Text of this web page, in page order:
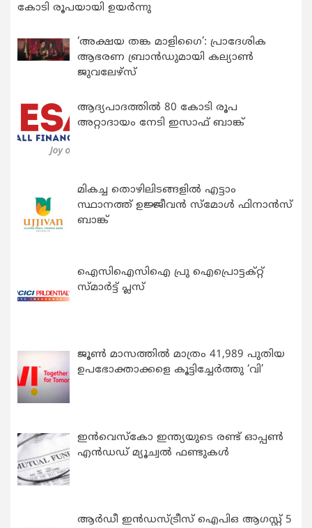
കോടി രൂപയായി ഉയർന്നു
‘അക്ഷയ തങ്ക മാളിഗൈ’: പ്രാദേശിക
ആഭരണ ബ്രാന്‍ഡുമായി കല്യാണ്‍
ജുവലേഴ്‌സ്
ആദ്യപാദത്തിൽ 80 കോടി രൂപ
അറ്റാദായം നേടി ഇസാഫ് ബാങ്ക്
മികച്ച തൊഴിലിടങ്ങളിൽ എട്ടാം
സ്ഥാനത്ത് ഉജ്ജീവൻ സ്മോൾ ഫിനാൻസ്
ബാങ്ക്
ഐസിഐസിഐ പ്രു ഐപ്രൊട്ടക്റ്റ്
സ്മാർട്ട് പ്ലസ്
ജൂൺ മാസത്തിൽ മാത്രം 41,989 പുതിയ
ഉപഭോക്താക്കളെ കൂട്ടിച്ചേർത്തു ‘വി’
ഇന്‍വെസ്കോ ഇന്ത്യയുടെ രണ്ട് ഓപ്പണ്‍
എന്‍ഡഡ് മ്യൂച്വല്‍ ഫണ്ടുകള്‍
ആർഡീ ഇൻഡസ്ട്രീസ് ഐപിഒ ആഗസ്റ്റ് 5